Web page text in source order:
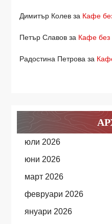
Димитър Колев за Кафе
Петър Славов за Кафе без
Радостина Петрова за
юли 2026
юни 2026
март 2026
февруари 2026
януари 2026